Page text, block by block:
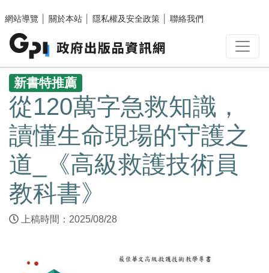
網站導覽
關於本站 隱私權及安全政策 聯絡我們
:::
新書特推薦
從120萬字急救知識，
讀懂生命現場的守護之
道_《高級救護技術員
教科書》
上稿時間：2025/08/28